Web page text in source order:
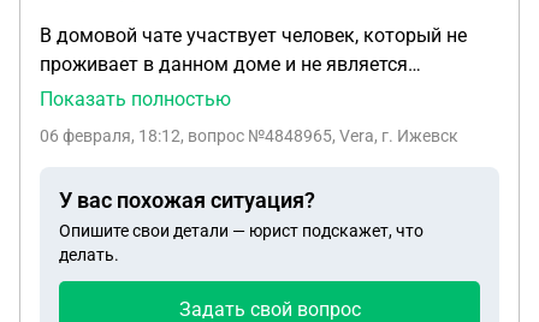
В домовой чате участвует человек, который не
проживает в данном доме и не является
собственником. При этом этот человек
дома перед другими жителями. Доводит
Показать полностью
06 февраля, 18:12, вопрос №4848965, Vera, г. Ижевск
У вас похожая ситуация?
Опишите свои детали — юрист подскажет, что
делать.
Задать свой вопрос